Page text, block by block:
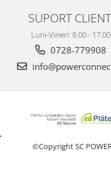
SUPORT
Luni-Vineri: 9.00 - 17.00
0728-779908
©Copyright SC